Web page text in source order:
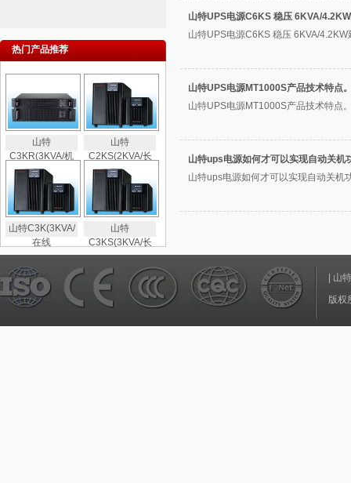
热门产品推荐
山特
C3KR(3KVA/机
山特
C2KS(2KVA/长
山特C3K(3KVA/
在线
山特
C3KS(3KVA/长
山特UPS电源C6KS 稳压 6KVA/
山特UPS电源C6KS 稳压 6KVA/
山特UPS电源MT1000S产品技术特点
山特UPS电源MT1000S产品技术特点
山特ups电源如何才可以实现自动关机
山特ups电源如何才可以实现自动关机
山
版权